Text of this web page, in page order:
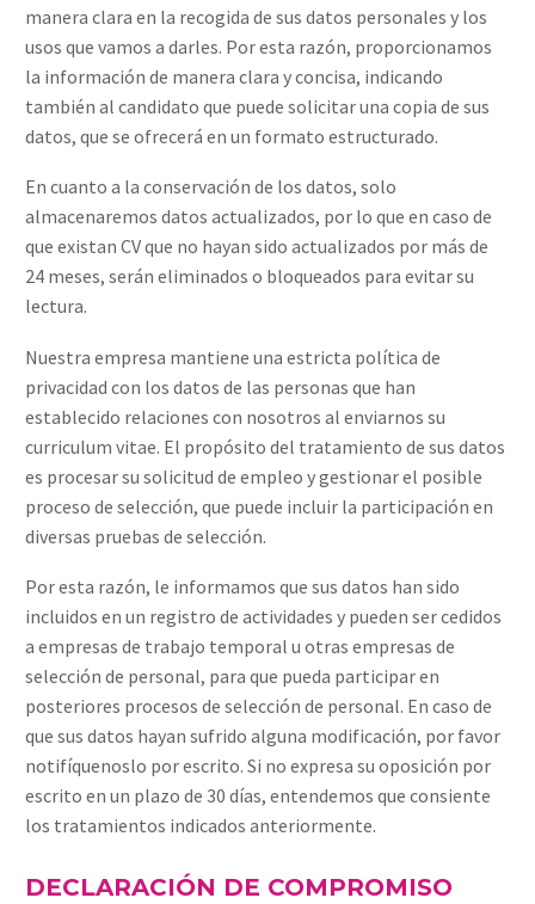
manera clara en la recogida de sus datos personales y los
usos que vamos a darles. Por esta razón, proporcionamos
la información de manera clara y concisa, indicando
también al candidato que puede solicitar una copia de sus
datos, que se ofrecerá en un formato estructurado.
En cuanto a la conservación de los datos, solo
almacenaremos datos actualizados, por lo que en caso de
que existan CV que no hayan sido actualizados por más de
24 meses, serán eliminados o bloqueados para evitar su
lectura.
Nuestra empresa mantiene una estricta política de
privacidad con los datos de las personas que han
establecido relaciones con nosotros al enviarnos su
curriculum vitae. El propósito del tratamiento de sus datos
es procesar su solicitud de empleo y gestionar el posible
proceso de selección, que puede incluir la participación en
diversas pruebas de selección.
Por esta razón, le informamos que sus datos han sido
incluidos en un registro de actividades y pueden ser cedidos
a empresas de trabajo temporal u otras empresas de
selección de personal, para que pueda participar en
posteriores procesos de selección de personal. En caso de
que sus datos hayan sufrido alguna modificación, por favor
notifíquenoslo por escrito. Si no expresa su oposición por
escrito en un plazo de 30 días, entendemos que consiente
los tratamientos indicados anteriormente.
DECLARACIÓN DE COMPROMISO